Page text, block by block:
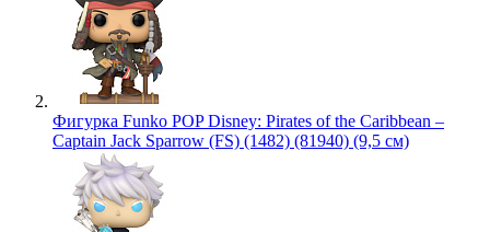
Фигурка Funko POP Disney: Pirates of the Caribbean –
Captain Jack Sparrow (FS) (1482) (81940) (9,5 см)